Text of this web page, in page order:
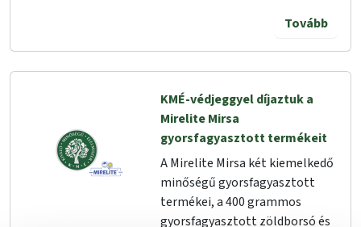
Tovább
KMÉ-védjeggyel díjaztuk a
Mirelite Mirsa
gyorsfagyasztott termékeit
A Mirelite Mirsa két kiemelkedő
minőségű gyorsfagyasztott
termékei, a 400 grammos
gyorsfagyasztott zöldborsó és